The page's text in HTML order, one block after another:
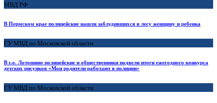
МВД РФ
В Пермском крае полицейские нашли заблудившихся в лесу женщину и ребенка
ГУ МВД по Московской области
В г.о. Лотошино полицейские и общественники подвели итоги ежегодного конкурса
детских рисунков «Мои родители работают в полиции»
ГУ МВД по Московской области